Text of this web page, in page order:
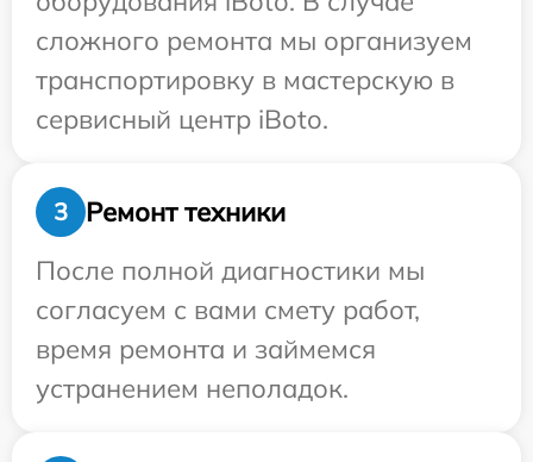
сложного ремонта мы организуем
транспортировку в мастерскую в
сервисный центр iBoto.
3
Ремонт техники
После полной диагностики мы
согласуем с вами смету работ,
время ремонта и займемся
устранением неполадок.